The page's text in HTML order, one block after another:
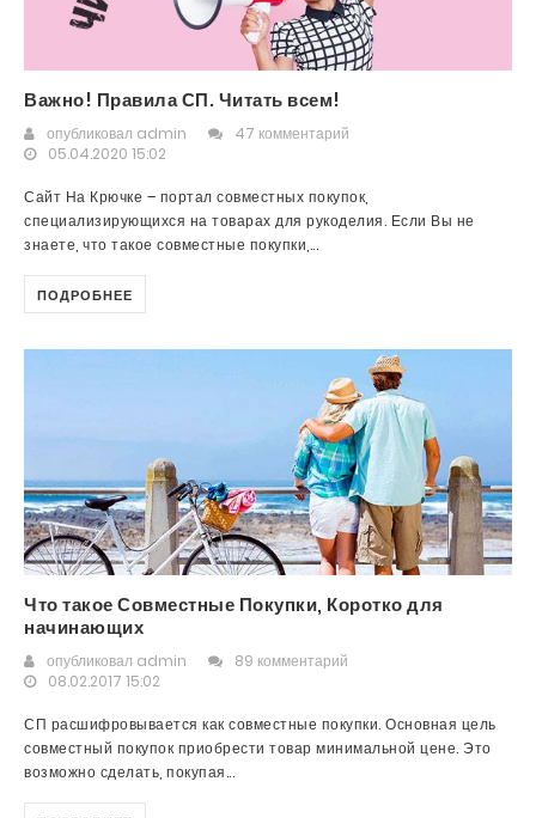
Важно! Правила СП. Читать всем!
опубликовал admin
47 комментарий
05.04.2020 15:02
Сайт На Крючке – портал совместных покупок,
специализирующихся на товарах для рукоделия. Если Вы не
знаете, что такое совместные покупки,...
ПОДРОБНЕЕ
Что такое Совместные Покупки, Коротко для
начинающих
опубликовал admin
89 комментарий
08.02.2017 15:02
СП расшифровывается как совместные покупки. Основная цель
совместный покупок приобрести товар минимальной цене. Это
возможно сделать, покупая...